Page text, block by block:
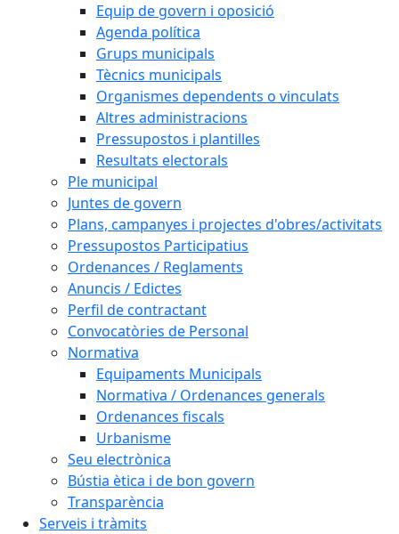
Equip de govern i oposició
Agenda política
Grups municipals
Tècnics municipals
Organismes dependents o vinculats
Altres administracions
Pressupostos i plantilles
Resultats electorals
Ple municipal
Juntes de govern
Plans, campanyes i projectes d'obres/activitats
Pressupostos Participatius
Ordenances / Reglaments
Anuncis / Edictes
Perfil de contractant
Convocatòries de Personal
Normativa
Equipaments Municipals
Normativa / Ordenances generals
Ordenances fiscals
Urbanisme
Seu electrònica
Bústia ètica i de bon govern
Transparència
Serveis i tràmits